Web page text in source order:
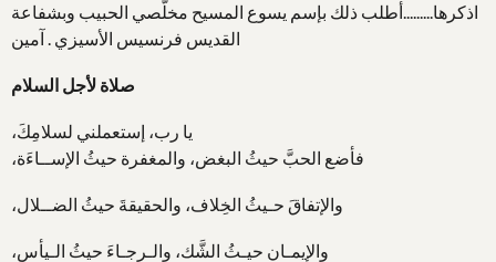
اذكرها.........أطلب ذلك بإسم يسوع المسيح مخلّصي الحبيب وبشفاعة
القديس فرنسيس الأسيزي . آمين
صلاة لأجل السلام
يا رب، إستعملني لسلامِكَ،
فأضع الحبَّ حيثُ البغض، والمغفرة حيثُ الإســاءَة،
والإتفاقَ حـيثُ الخِلاف، والحقيقةَ حيثُ الضــلال،
والإيمـان حيـثُ الشَّك، والـرجـاءَ حيثُ الـيأس،